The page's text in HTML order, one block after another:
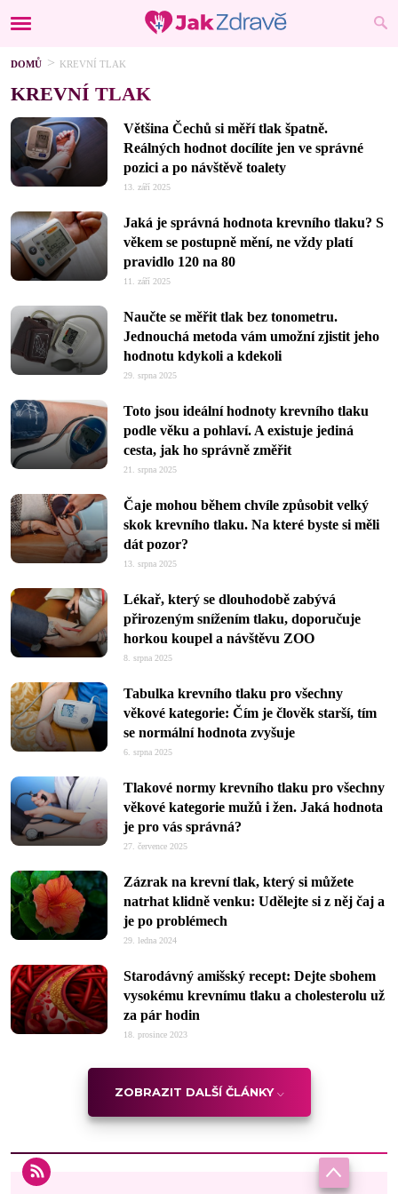
DOMŮ KREVNÍ TLAK
KREVNÍ TLAK
Většina Čechů si měří tlak špatně.
Reálných hodnot docílíte jen ve správné
pozici a po návštěvě toalety
13. září 2025
Jaká je správná hodnota krevního tlaku? S
věkem se postupně mění, ne vždy platí
pravidlo 120 na 80
11. září 2025
Naučte se měřit tlak bez tonometru.
Jednouchá metoda vám umožní zjistit jeho
hodnotu kdykoli a kdekoli
29. srpna 2025
Toto jsou ideální hodnoty krevního tlaku
podle věku a pohlaví. A existuje jediná
cesta, jak ho správně změřit
21. srpna 2025
Čaje mohou během chvíle způsobit velký
skok krevního tlaku. Na které byste si měli
dát pozor?
13. srpna 2025
Lékař, který se dlouhodobě zabývá
přirozeným snížením tlaku, doporučuje
horkou koupel a návštěvu ZOO
8. srpna 2025
Tabulka krevního tlaku pro všechny
věkové kategorie: Čím je člověk starší, tím
se normální hodnota zvyšuje
6. srpna 2025
Tlakové normy krevního tlaku pro všechny
věkové kategorie mužů i žen. Jaká hodnota
je pro vás správná?
27. července 2025
Zázrak na krevní tlak, který si můžete
natrhat klidně venku: Udělejte si z něj čaj a
je po problémech
29. ledna 2024
Starodávný amišský recept: Dejte sbohem
vysokému krevnímu tlaku a cholesterolu už
za pár hodin
18. prosince 2023
ZOBRAZIT DALŠÍ ČLÁNKY